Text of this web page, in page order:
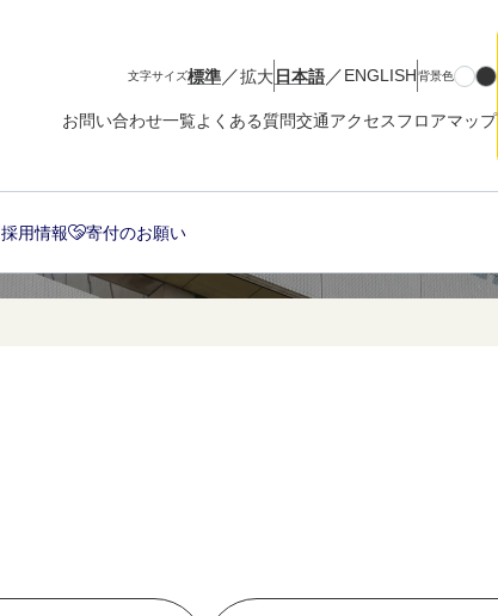
文字サイズ標準／拡大日本語／ENGLISH背景色
お問い合わせ一覧よくある質問交通アクセスフロアマップ
採用情報 寄付のお願い